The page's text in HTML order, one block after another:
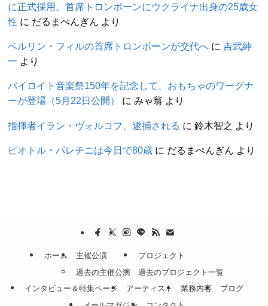
に正式採用。首席トロンボーンにウクライナ出身の25歳女
性 に だるまぺんぎん より
ベルリン・フィルの首席トロンボーンが交代へ に吉武紳
一 より
バイロイト音楽祭150年を記念して、おもちゃのワーグナ
ーが登場（5月22日公開）
にみゃ翁 より
指揮者イラン・ヴォルコフ、逮捕される に鈴木智之 より
ピオトル・パレチニは今日で80歳 に だるまぺんぎん より
ホーム
主催公演
過去の主催公演
プロジェクト
過去のプロジェクト一覧
インタビュー＆特集ページ
アーティスト 業務内容
ブログ